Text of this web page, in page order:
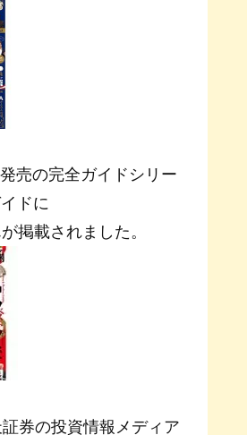
売の完全ガイドシリー
ドに
掲載されました。
券の投資情報メディア